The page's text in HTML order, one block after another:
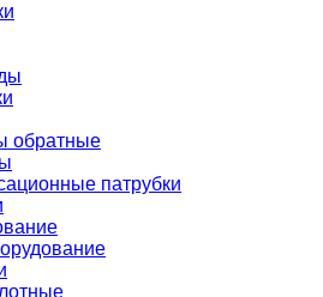
обратные
патрубки